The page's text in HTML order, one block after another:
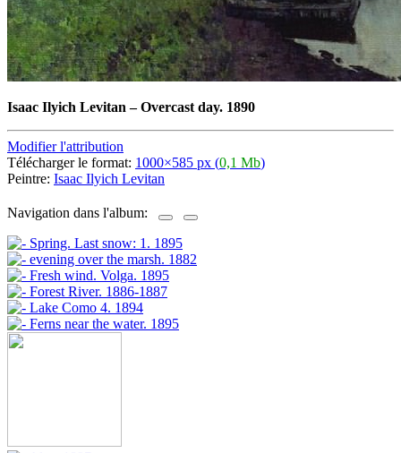
Isaac Ilyich Levitan –Overcast day. 1890
Modifier l'attribution
Télécharger le format: 1000×585 px (0,1 Mb)
Peintre: Isaac Ilyich Levitan
Navigation dans l'album: